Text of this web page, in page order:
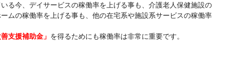
る今、デイサービスの稼働率を上げる事も、介護老人保健施設の
ムの稼働率を上げる事も、他の在宅系や施設系サービスの稼働率
支援補助金」 を得るためにも稼働率は非常に重要です。